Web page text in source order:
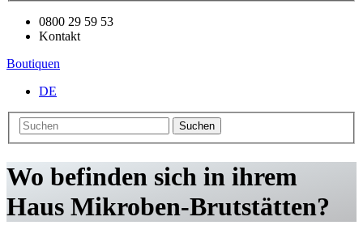
0800 29 59 53
Kontakt
Boutiquen
DE
Suchen
Wo befinden sich in ihrem
Haus Mikroben-Brutstätten?